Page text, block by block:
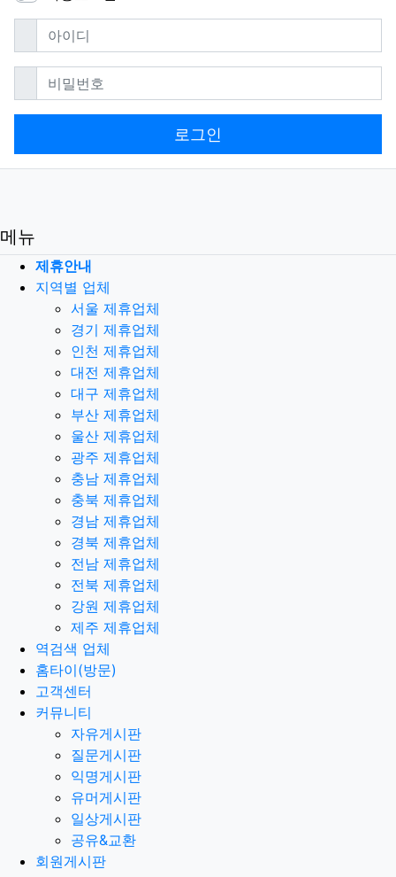
아이디필수
비밀번호필수
로그인
메뉴
제휴안내
지역별 업체
서울 제휴업체
경기 제휴업체
인천 제휴업체
대전 제휴업체
대구 제휴업체
부산 제휴업체
울산 제휴업체
광주 제휴업체
충남 제휴업체
충북 제휴업체
경남 제휴업체
경북 제휴업체
전남 제휴업체
전북 제휴업체
강원 제휴업체
제주 제휴업체
역검색 업체
홈타이(방문)
고객센터
커뮤니티
자유게시판
질문게시판
익명게시판
유머게시판
일상게시판
공유&교환
회원게시판